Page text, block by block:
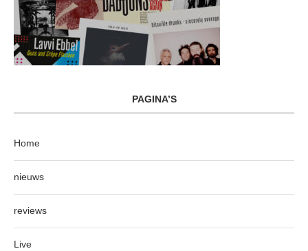
PAGINA’S
Home
nieuws
reviews
Live